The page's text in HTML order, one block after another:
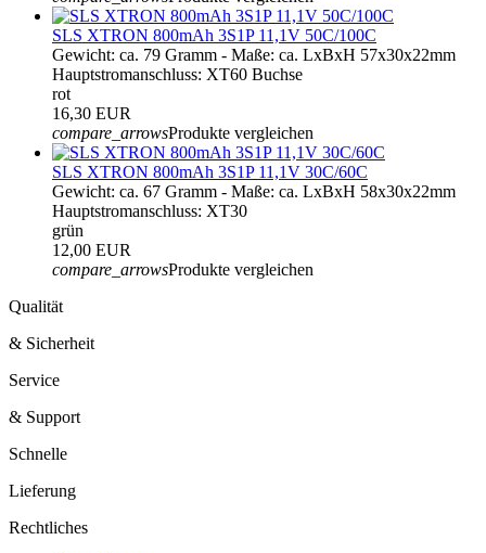
SLS XTRON 800mAh 3S1P 11,1V 50C/100C
Gewicht: ca. 79 Gramm - Maße: ca. LxBxH 57x30x22mm
Hauptstromanschluss: XT60 Buchse
rot
16,30 EUR
compare_arrowsProdukte vergleichen
SLS XTRON 800mAh 3S1P 11,1V 30C/60C
Gewicht: ca. 67 Gramm - Maße: ca. LxBxH 58x30x22mm
Hauptstromanschluss: XT30
grün
12,00 EUR
compare_arrowsProdukte vergleichen
Qualität
& Sicherheit
Service
& Support
Schnelle
Lieferung
Rechtliches